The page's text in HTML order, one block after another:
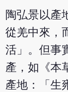
陶弘景以產
從羌中來，
活」。但事
產，如《本
產地：「生